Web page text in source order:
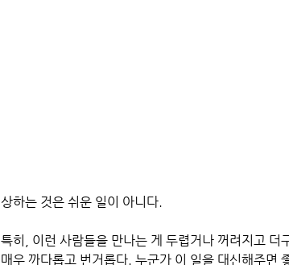
상하는 것은 쉬운 일이 아니다.
특히, 이런 사람들을 만나는 게 두렵거나 꺼려지고
매우 까다롭고 번거롭다. 누군가 이 일을 대신해주면